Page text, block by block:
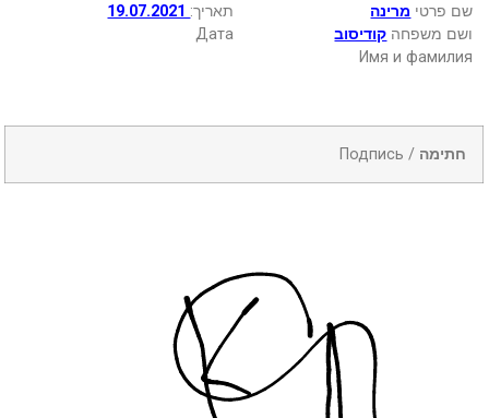
19.07.2021 :תאריך
Дата
שם פרטי מרינה
ושם משפחה קודיסוב
Имя и фамилия
Подпись / חתימה